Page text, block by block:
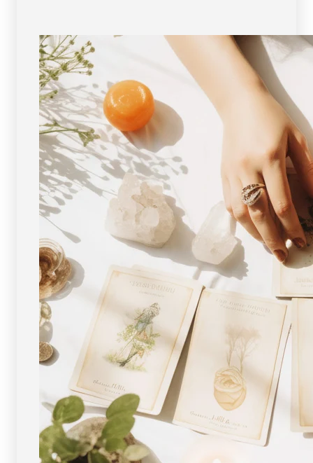
（鑑
別
書
付）
画
像
現
物・
一
点
物
パ
ワ
ー
ス
ト
ー
ン
天
FORESTBLUE
ォ
レ
（鑑
付）
[
画
像
現
物・
一
点
ス
ト
天
石
FORESTBLUE
フ
ォ
レ